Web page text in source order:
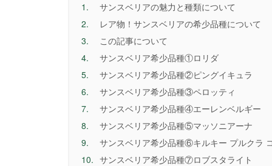
1.
サンスベリアの魅力と種類について
2.
レア物！サンスベリアの希少品種について
3.
この記事について
4.
サンスベリア希少品種①ロリダ
5.
サンスベリア希少品種②ピングイキュラ
6.
サンスベリア希少品種③ペロッティ
7.
サンスベリア希少品種④エーレンベルギー
8.
サンスベリア希少品種⑤マッソニアーナ
9.
サンスベリア希少品種⑥キルキー プルクラ
10. サンスベリア希少品種⑦ロブスタライト